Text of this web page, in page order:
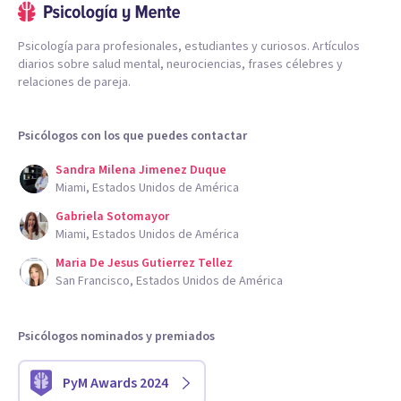
Psicología para profesionales, estudiantes y curiosos. Artículos
diarios sobre salud mental, neurociencias, frases célebres y
relaciones de pareja.
Psicólogos con los que puedes contactar
Sandra Milena Jimenez Duque
Miami, Estados Unidos de América
Gabriela Sotomayor
Miami, Estados Unidos de América
Maria De Jesus Gutierrez Tellez
San Francisco, Estados Unidos de América
Psicólogos nominados y premiados
PyM Awards 2024